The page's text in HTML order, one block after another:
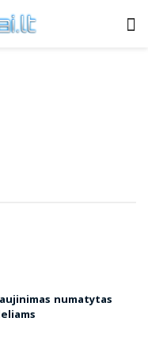
numatytas